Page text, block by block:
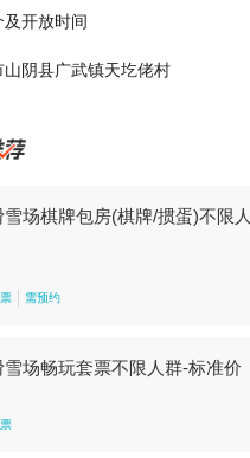
开放时间
山阴县广武镇天圪佬村
雪场棋牌包房(棋牌/掼蛋)不限人
需预约
雪场畅玩套票不限人群-标准价